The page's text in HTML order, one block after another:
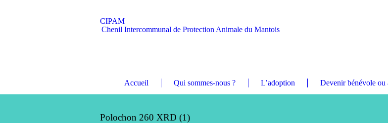
CIPAM
Chenil Intercommunal de Protection Animale du Mantois
Accueil Qui sommes-nous ? L’adoption Devenir bénévole ou
Polochon 260 XRD (1)